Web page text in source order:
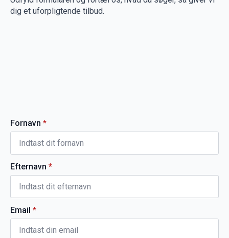
dig et uforpligtende tilbud.
Fornavn *
Efternavn *
Email *